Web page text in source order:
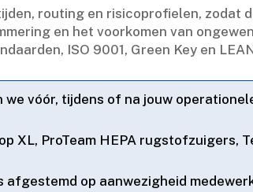
routing en risicoprofielen, zodat
en het voorkomen van
ISO 9001, Green Key en
vóór, tijdens of na jouw
XL, ProTeam HEPA rugstofzuigers,
op aanwezigheid